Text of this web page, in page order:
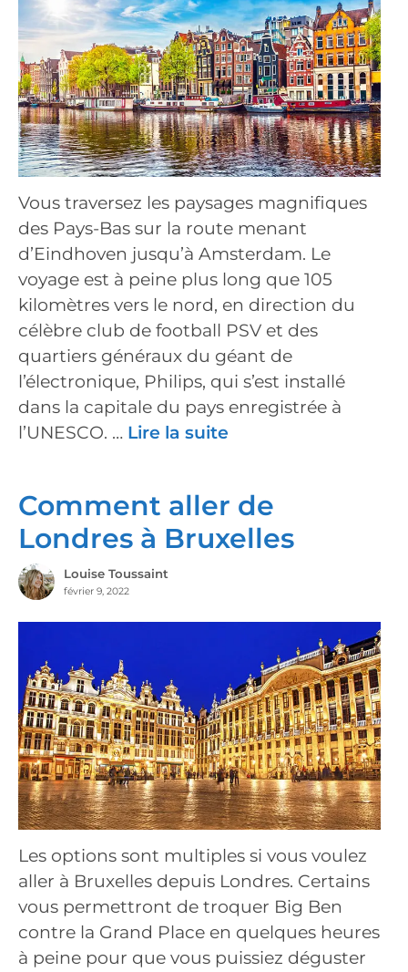
Vous traversez les paysages magnifiques
des Pays-Bas sur la route menant
d’Eindhoven jusqu’à Amsterdam. Le
voyage est à peine plus long que 105
kilomètres vers le nord, en direction du
célèbre club de football PSV et des
quartiers généraux du géant de
l’électronique, Philips, qui s’est installé
dans la capitale du pays enregistrée à
l’UNESCO. … Lire la suite
Comment aller de
Londres à Bruxelles
Louise Toussaint
février 9, 2022
Les options sont multiples si vous voulez
aller à Bruxelles depuis Londres. Certains
vous permettront de troquer Big Ben
contre la Grand Place en quelques heures
à peine pour que vous puissiez déguster